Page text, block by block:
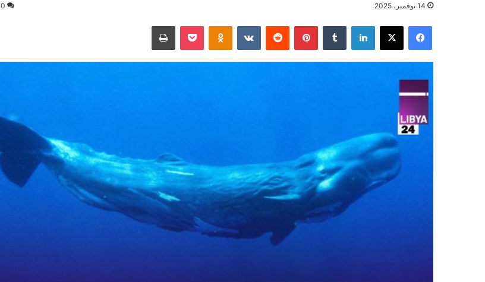
14 نوفمبر، 2025 0
فيسبوك ‫X لينكدإن بينتيريست Odnoklassniki
‫Pocket طباعة